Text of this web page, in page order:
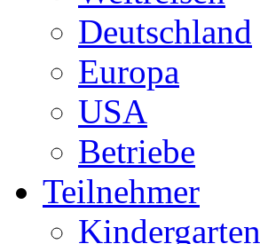
Deutschland
Europa
USA
Betriebe
Teilnehmer
Kindergarten